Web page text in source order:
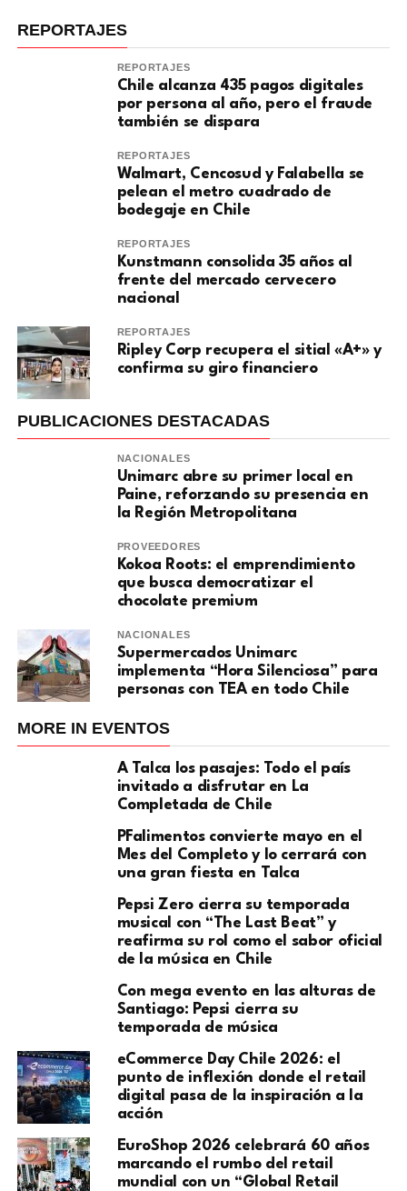
REPORTAJES
REPORTAJES
Chile alcanza 435 pagos digitales
por persona al año, pero el fraude
también se dispara
REPORTAJES
Walmart, Cencosud y Falabella se
pelean el metro cuadrado de
bodegaje en Chile
REPORTAJES
Kunstmann consolida 35 años al
frente del mercado cervecero
nacional
REPORTAJES
Ripley Corp recupera el sitial «A+» y
confirma su giro financiero
PUBLICACIONES DESTACADAS
NACIONALES
Unimarc abre su primer local en
Paine, reforzando su presencia en
la Región Metropolitana
PROVEEDORES
Kokoa Roots: el emprendimiento
que busca democratizar el
chocolate premium
NACIONALES
Supermercados Unimarc
implementa “Hora Silenciosa” para
personas con TEA en todo Chile
MORE IN EVENTOS
A Talca los pasajes: Todo el país
invitado a disfrutar en La
Completada de Chile
PFalimentos convierte mayo en el
Mes del Completo y lo cerrará con
una gran fiesta en Talca
Pepsi Zero cierra su temporada
musical con “The Last Beat” y
reafirma su rol como el sabor oficial
de la música en Chile
Con mega evento en las alturas de
Santiago: Pepsi cierra su
temporada de música
eCommerce Day Chile 2026: el
punto de inflexión donde el retail
digital pasa de la inspiración a la
acción
EuroShop 2026 celebrará 60 años
marcando el rumbo del retail
mundial con un “Global Retail